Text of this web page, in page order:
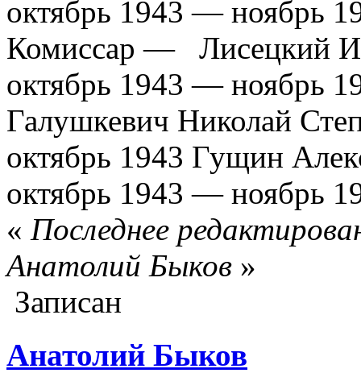
октябрь 1943 — ноябрь
Комиссар — Лисецкий
октябрь 1943 — ноябрь
Галушкевич Николай
октябрь 1943 Гущин
октябрь 1943 — ноябрь
« Последнее
Анатолий Быков »
Записан
Анатолий Быков